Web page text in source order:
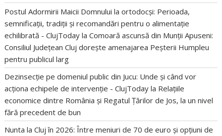
Postul Adormirii Maicii Domnului la ortodocși: Perioada,
semnificații, tradiții și recomandări pentru o alimentație
echilibrată - ClujToday laComoară ascunsă din Munții Apuseni:
Consiliul Județean Cluj dorește amenajarea Peșterii Humpleu
pentru publicul larg
Dezinsecție pe domeniul public din Jucu: Unde și când vor
acționa echipele de intervenție - ClujToday la Relațiile
economice dintre România și Regatul Țărilor de Jos, la un nivel
fără precedent de bun
Nunta la Cluj în 2026: Între meniuri de 70 de euro și opțiuni de